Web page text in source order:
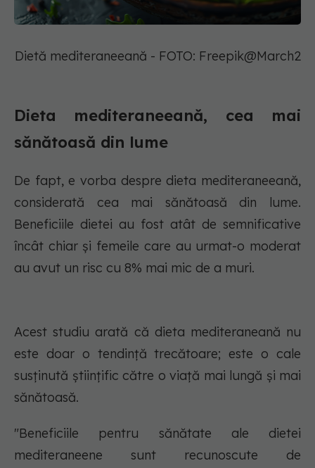
Dietă mediteraneeană - FOTO: Freepik@March2
Dieta mediteraneeană, cea mai
sănătoasă din lume
De fapt, e vorba despre dieta mediteraneeană,
considerată cea mai sănătoasă din lume.
Beneficiile dietei au fost atât de semnificative
încât chiar și femeile care au urmat-o moderat
au avut un risc cu 8% mai mic de a muri.
Acest studiu arată că dieta mediteraneană nu
este doar o tendință trecătoare; este o cale
susținută științific către o viață mai lungă și mai
sănătoasă.
"Beneficiile pentru sănătate ale dietei
mediteraneene sunt recunoscute de